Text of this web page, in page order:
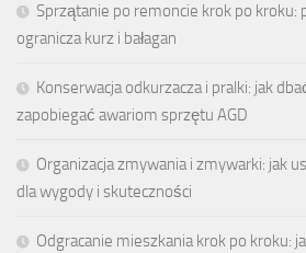
Sprzątanie po remoncie krok po kroku:
ogranicza kurz i bałagan
Konserwacja odkurzacza i pralki: jak
zapobiegać awariom sprzętu AGD
Organizacja zmywania i zmywarki: jak
dla wygody i skuteczności
Odgracanie mieszkania krok po kroku: